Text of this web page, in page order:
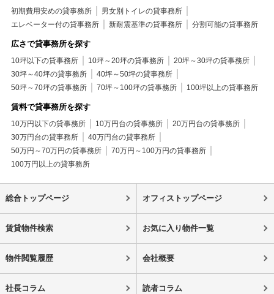
初期費用安めの貸事務所
男女別トイレの貸事務所
エレベーター付の貸事務所
新耐震基準の貸事務所 分割可能の貸事務所
広さで貸事務所を探す
10坪以下の貸事務所 10坪～20坪の貸事務所
20坪～30坪の貸事務所
30坪～40坪の貸事務所
40坪～50坪の貸事務所
50坪～70坪の貸事務所
70坪～100坪の貸事務所 100坪以上の貸事務所
賃料で貸事務所を探す
10万円以下の貸事務所 10万円台の貸事務所
20万円台の貸事務所
30万円台の貸事務所
40万円台の貸事務所
50万円～70万円の貸事務所
70万円～100万円の貸事務所
100万円以上の貸事務所
総合トップページ オフィストップページ
賃貸物件検索 お気に入り物件一覧
物件閲覧履歴 会社概要
社長コラム 読者コラム